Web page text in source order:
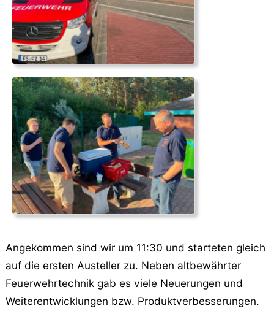
Angekommen sind wir um 11:30 und starteten gleich
auf die ersten Austeller zu. Neben altbewährter
Feuerwehrtechnik gab es viele Neuerungen und
Weiterentwicklungen bzw. Produktverbesserungen.